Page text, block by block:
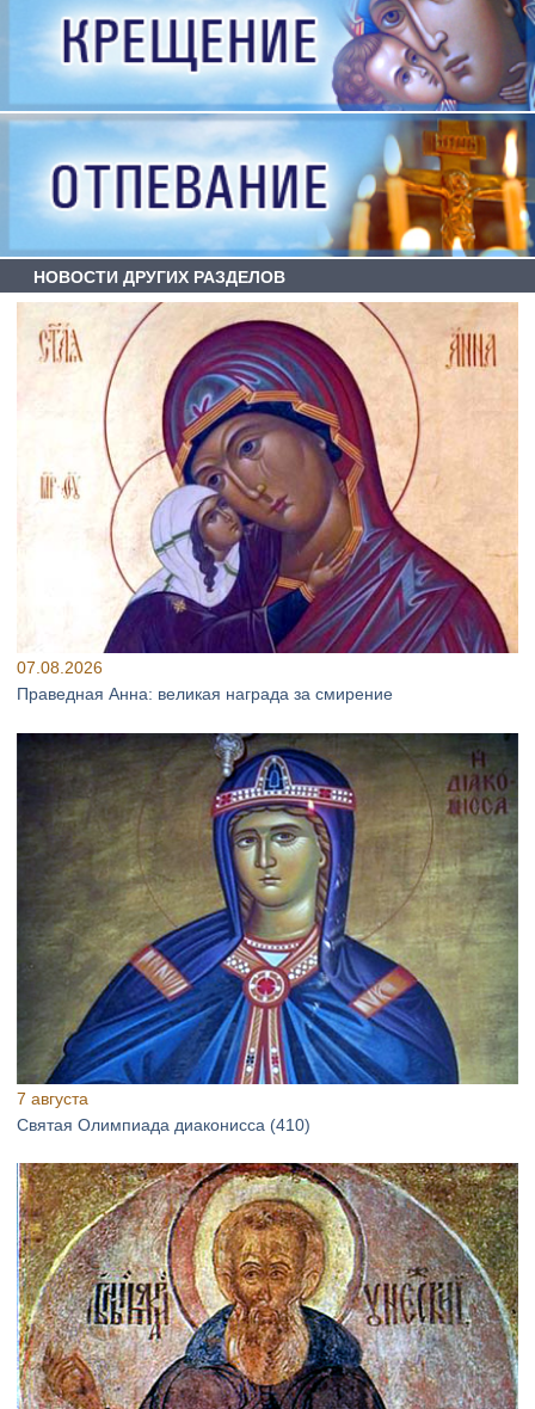
НОВОСТИ ДРУГИХ РАЗДЕЛОВ
07.08.2026
Праведная Анна: великая награда за смирение
7 августа
Святая Олимпиада диаконисса (410)